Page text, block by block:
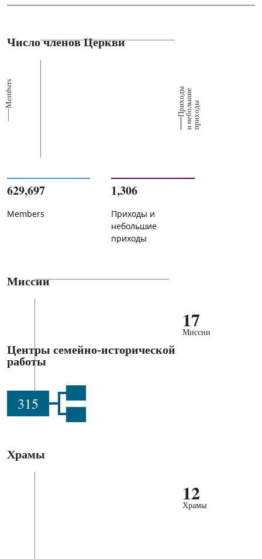
Число членов Церкви
Members П
р
их
о
д
ы
и
н
е
б
о
ль
ш
ие
п
р
и
х
о
ды
629,697
Members
1,306
Приходы и
небольшие
приходы
Миссии
17
Миссии
Центры семейно-исторической
работы
315
Храмы
12
Храмы